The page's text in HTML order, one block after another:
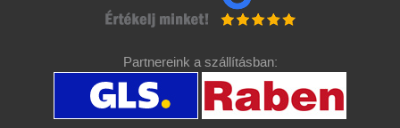
Partnereink a szállításban: